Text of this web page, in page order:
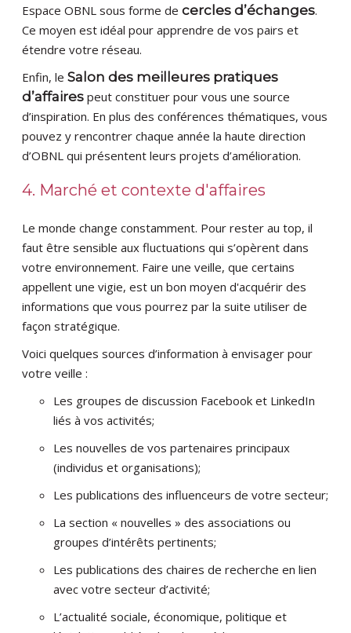
Espace OBNL sous forme decercles d’échanges.
Ce moyen est idéal pour apprendre de vos pairs et
étendre votre réseau.
Enfin, leSalon des meilleures pratiques
d’affaires peut constituer pour vous une source
d’inspiration. En plus des conférences thématiques, vous
pouvez y rencontrer chaque année la haute direction
d’OBNL qui présentent leurs projets d’amélioration.
4. Marché et contexte d'affaires
Le monde change constamment. Pour rester au top, il
faut être sensible aux fluctuations qui s’opèrent dans
votre environnement. Faire une veille, que certains
appellent une vigie, est un bon moyen d'acquérir des
informations que vous pourrez par la suite utiliser de
façon stratégique.
Voici quelques sources d’information à envisager pour
votre veille :
Les groupes de discussion Facebook et LinkedIn
liés à vos activités;
Les nouvelles de vos partenaires principaux
(individus et organisations);
Les publications des influenceurs de votre secteur;
La section « nouvelles » des associations ou
groupes d’intérêts pertinents;
Les publications des chaires de recherche en lien
avec votre secteur d’activité;
L’actualité sociale, économique, politique et